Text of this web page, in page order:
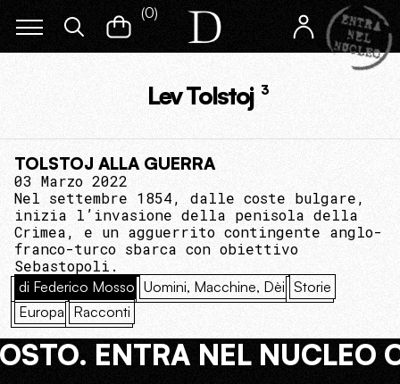
(0)
Lev Tolstoj 3
TOLSTOJ ALLA GUERRA
03 Marzo 2022
Nel settembre 1854, dalle coste bulgare,
inizia l’invasione della penisola della
Crimea, e un agguerrito contingente anglo-
franco-turco sbarca con obiettivo
Sebastopoli.
di Federico Mosso Uomini, Macchine, Dèi Storie
Europa Racconti
ENTRA NEL NUCLEO